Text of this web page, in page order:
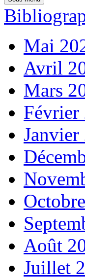
Mai
Avril
Mars
Février
Janvier
Août
Juillet